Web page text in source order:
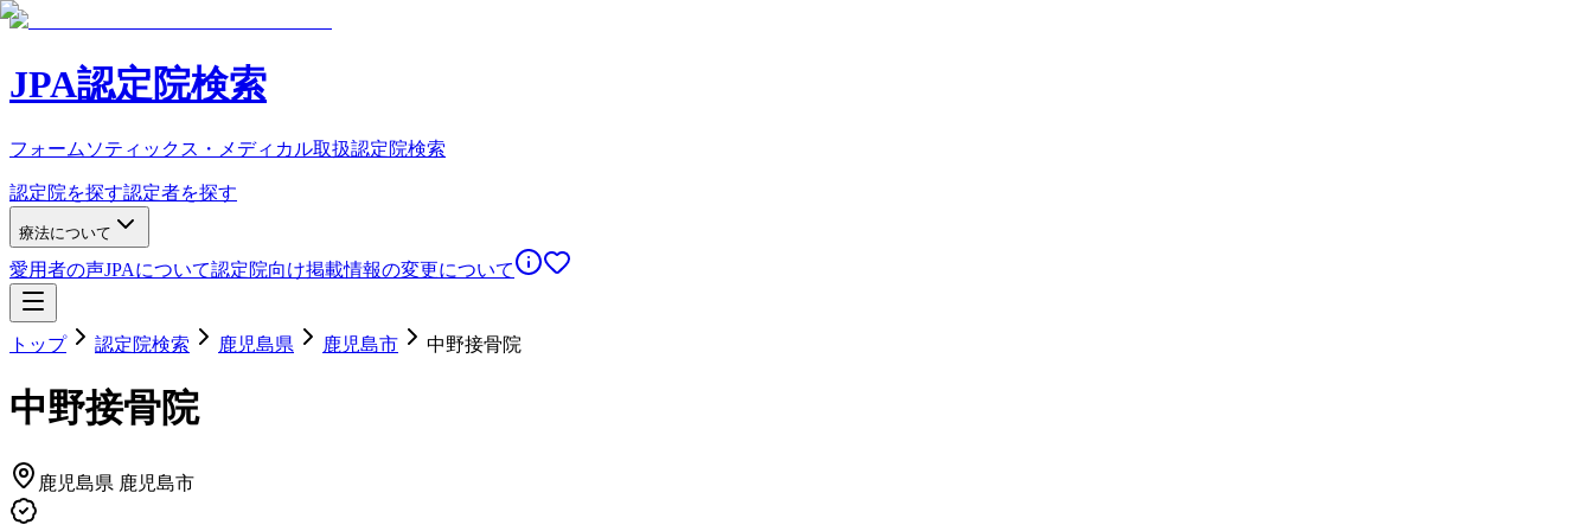
JPA認定院検索
フォームソティックス・メディカル取扱認定院検索
認定院を探す認定者を探す
療法について
愛用者の声JPAについて認定院向け掲載情報の変更について
トップ 認定院検索 鹿児島県 鹿児島市 中野接骨院
中野接骨院
鹿児島県 鹿児島市